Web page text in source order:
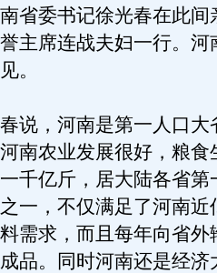
省委书记徐光春在此间
主席连战夫妇一行。河
。
，河南是第一人口大
南农业发展很好，粮食
千亿斤，居大陆各省第
一，不仅满足了河南近
需求，而且每年向省外
品。
同时河南还是经